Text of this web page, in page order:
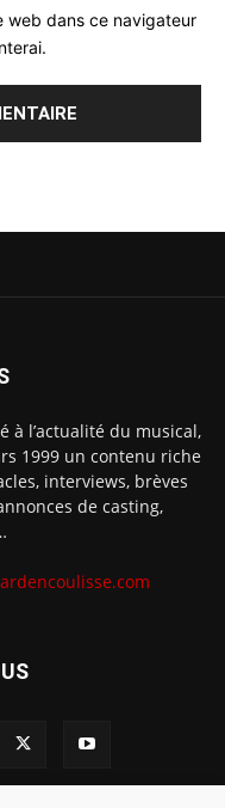
web dans ce navigateur
à l’actualité du musical,
1999 un contenu riche
interviews, brèves
de casting,